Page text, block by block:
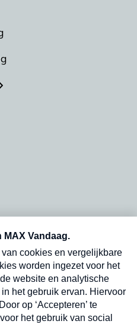
en dinsdagochtend in
Verzend